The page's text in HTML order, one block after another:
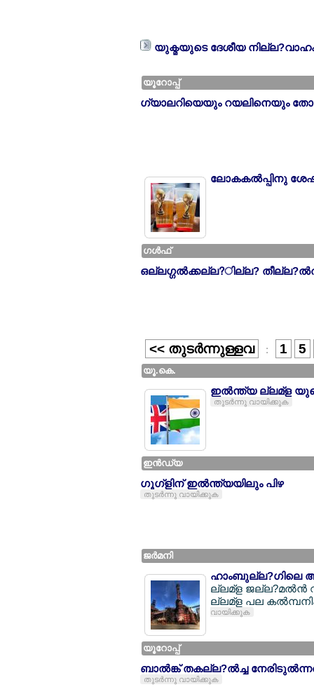
യുക്മയുടെ ദേശീയ
യൂറോപ്പ്
ഗ്യാലറിയെയും റയലിനെയും
ലോകകല്‍പ്പിനു
ഗള്‍ഫ്
ഒല്ലഗ്ഗല്‍ക്കല്ല?ില്ല?
<< തുടര്‍ന്നുള്ളവ : 1 5
യൂ.കെ.
ഇല്‍ന്ത്യ ല്ലമ്ള
തുടര്‍ന്നു വായിക്കുക
ഇന്‍ഡ്യ
ഗൂഗ്ളിന് ഇല്‍ന്ത്യയിലും പിഴ
തുടര്‍ന്നു വായിക്കുക
ജര്‍മനി
ഹാംബുല്ല?ഗിലെ
ല്ലമ്ള ജല്ല?മല്‍ന്‍
ല്ലമ്ള പല
വായിക്കുക
യൂറോപ്പ്
ബാല്‍ങ്ക് തകല്ല?ല്‍ച്ച
തുടര്‍ന്നു വായിക്കുക